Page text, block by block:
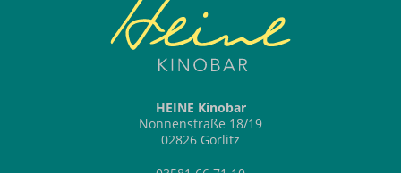
HEINE Kinobar
Nonnenstraße 18/19
02826 Görlitz